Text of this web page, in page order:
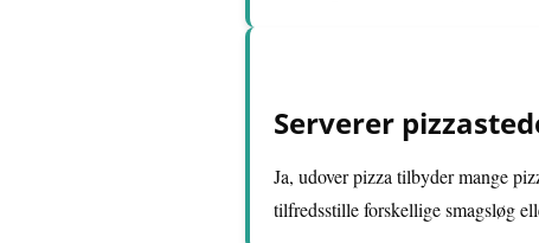
Serverer
Ja, udover pizza tilbyder mange
tilfredsstille forskellige smagsløg